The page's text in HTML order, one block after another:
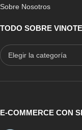
Sobre Nosotros
TODO SOBRE
E-COMMERCE CON